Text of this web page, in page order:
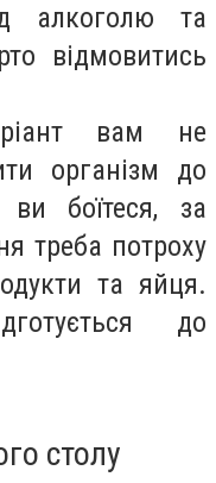
алкоголю та
відмовитись
вам не
організм до
боїтеся, за
треба потроху
та яйця.
до
столу